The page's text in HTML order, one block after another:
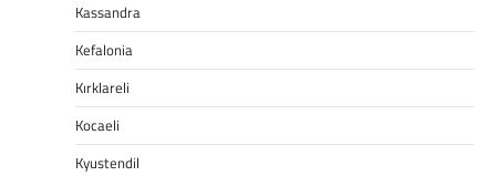
Kassandra
Kefalonia
Kırklareli
Kocaeli
Kyustendil